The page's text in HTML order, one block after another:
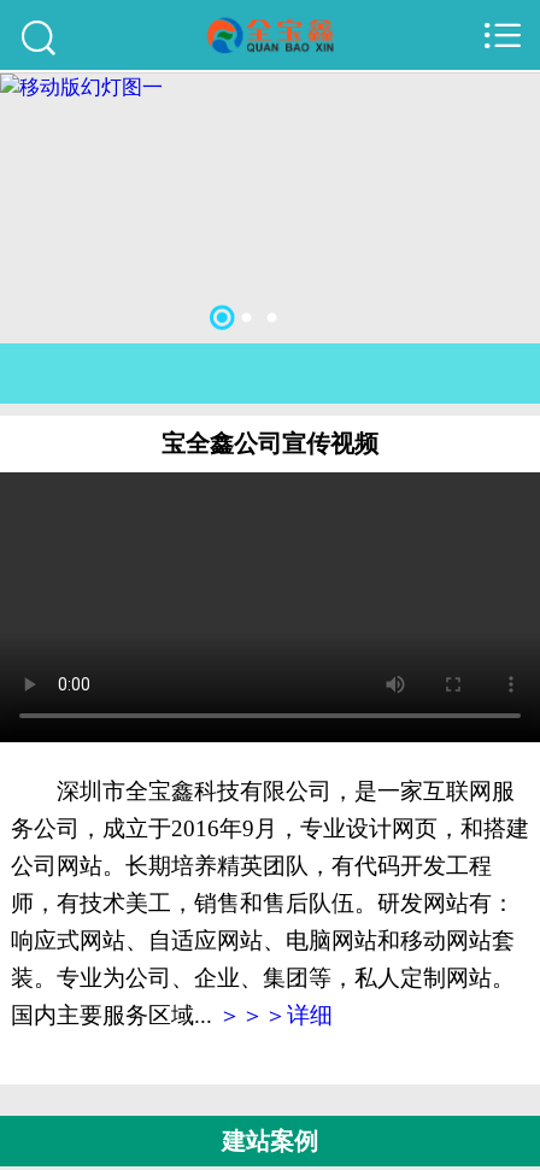
关于我们
联系我们
51La
XML地图


宝全鑫公司宣传视频
深圳市全宝鑫科技有限公司，是一家互联网服
务公司，成立于2016年9月，专业设计网页，和搭建
公司网站。长期培养精英团队，有代码开发工程
师，有技术美工，销售和售后队伍。研发网站有：
响应式网站、自适应网站、电脑网站和移动网站套
装。专业为公司、企业、集团等，私人定制网站。
国内主要服务区域... ＞＞＞详细
建站案例